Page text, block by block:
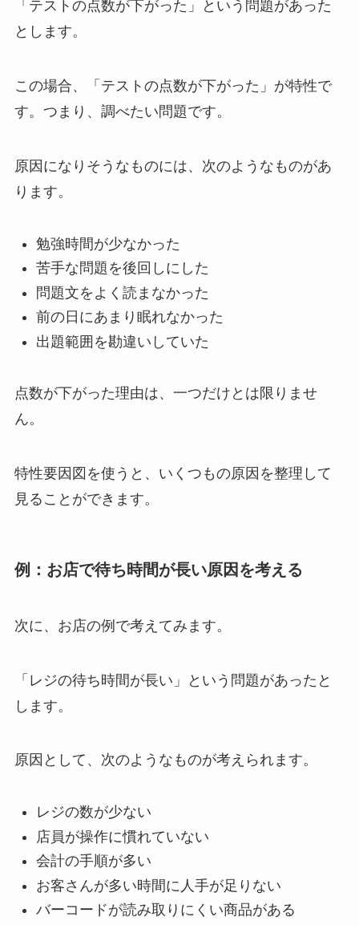
「テストの点数が下がった」という問題があった
とします。
この場合、「テストの点数が下がった」が特性で
す。つまり、調べたい問題です。
原因になりそうなものには、次のようなものがあ
ります。
勉強時間が少なかった
苦手な問題を後回しにした
問題文をよく読まなかった
前の日にあまり眠れなかった
出題範囲を勘違いしていた
点数が下がった理由は、一つだけとは限りませ
ん。
特性要因図を使うと、いくつもの原因を整理して
見ることができます。
例：お店で待ち時間が長い原因を考える
次に、お店の例で考えてみます。
「レジの待ち時間が長い」という問題があったと
します。
原因として、次のようなものが考えられます。
レジの数が少ない
店員が操作に慣れていない
会計の手順が多い
お客さんが多い時間に人手が足りない
バーコードが読み取りにくい商品がある